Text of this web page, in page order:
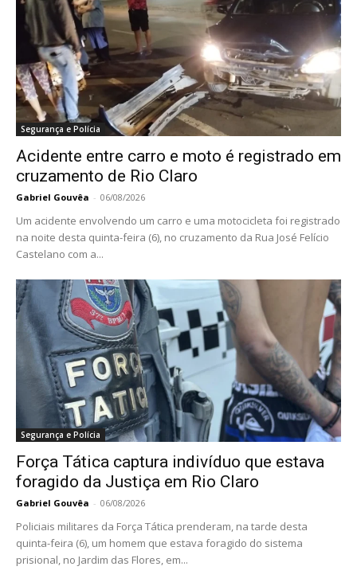
Segurança e Polícia
Acidente entre carro e moto é registrado em
cruzamento de Rio Claro
Gabriel Gouvêa - 06/08/2026
Um acidente envolvendo um carro e uma motocicleta foi registrado
na noite desta quinta-feira (6), no cruzamento da Rua José Felício
Castelano com a...
Segurança e Polícia
Força Tática captura indivíduo que estava
foragido da Justiça em Rio Claro
Gabriel Gouvêa - 06/08/2026
Policiais militares da Força Tática prenderam, na tarde desta
quinta-feira (6), um homem que estava foragido do sistema
prisional, no Jardim das Flores, em...